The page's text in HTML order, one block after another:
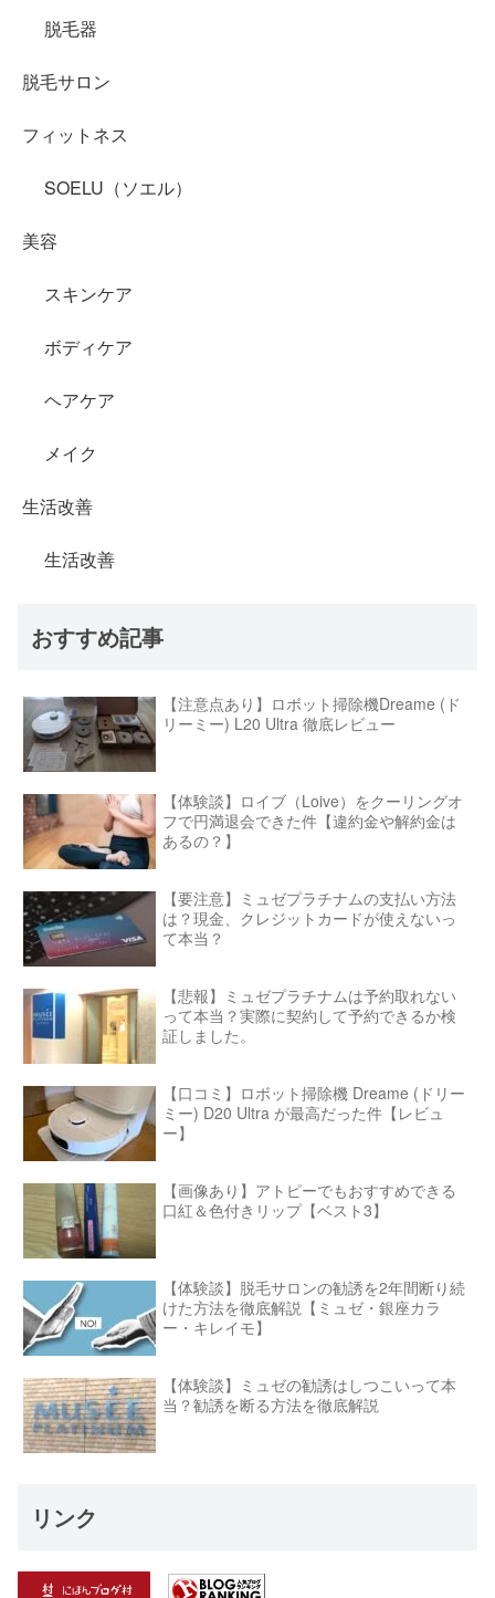
脱毛器
脱毛サロン
フィットネス
SOELU（ソエル）
美容
スキンケア
ボディケア
ヘアケア
メイク
生活改善
生活改善
おすすめ記事
【注意点あり】ロボット掃除機Dreame (ド
リーミー) L20 Ultra 徹底レビュー
【体験談】ロイブ（Loive）をクーリングオ
フで円満退会できた件【違約金や解約金は
あるの？】
【要注意】ミュゼプラチナムの支払い方法
は？現金、クレジットカードが使えないっ
て本当？
【悲報】ミュゼプラチナムは予約取れない
って本当？実際に契約して予約できるか検
証しました。
【口コミ】ロボット掃除機 Dreame (ドリー
ミー) D20 Ultra が最高だった件【レビュ
ー】
【画像あり】アトピーでもおすすめできる
口紅＆色付きリップ【ベスト3】
【体験談】脱毛サロンの勧誘を2年間断り続
けた方法を徹底解説【ミュゼ・銀座カラ
ー・キレイモ】
【体験談】ミュゼの勧誘はしつこいって本
当？勧誘を断る方法を徹底解説
リンク